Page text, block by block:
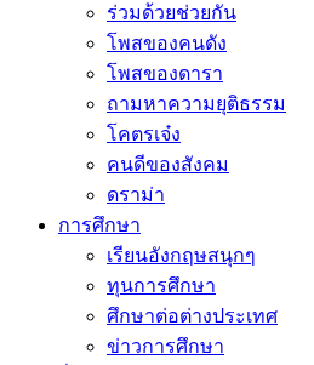
ร่วมด้วยช่วยกัน
โพสของคนดัง
โพสของดารา
ถามหาความยุติธรรม
โคตรเจ๋ง
คนดีของสังคม
ดราม่า
การศึกษา
เรียนอังกฤษสนุกๆ
ทุนการศึกษา
ศึกษาต่อต่างประเทศ
ข่าวการศึกษา